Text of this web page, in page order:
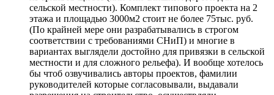
сельской местности). Комплект типового проекта на 2
этажа и площадью 3000м2 стоит не более 75тыс. руб.
(По крайней мере они разрабатывались в строгом
соответствии с требованиями СНиП) и многие в
вариантах выглядели достойно для привязки в сельской
местности и для сложного рельефа). И вообще хотелось
бы чтоб озвучивались авторы проектов, фамилии
руководителей которые согласовывали, выдавали